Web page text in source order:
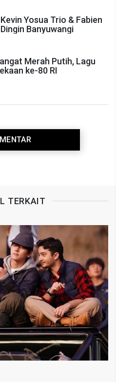
Yosua Trio & Fabien
Banyuwangi
Merah Putih, Lagu
ke-80 RI
TERKAIT